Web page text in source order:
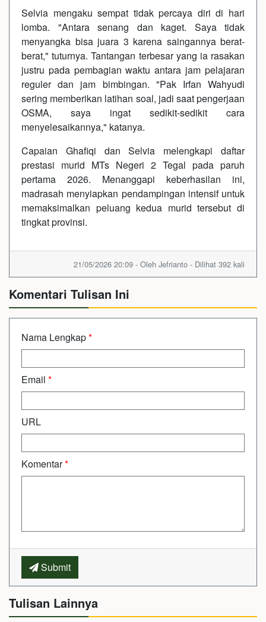
Selvia mengaku sempat tidak percaya diri di hari
lomba. "Antara senang dan kaget. Saya tidak
menyangka bisa juara 3 karena saingannya berat-
berat," tuturnya. Tantangan terbesar yang ia rasakan
justru pada pembagian waktu antara jam pelajaran
reguler dan jam bimbingan. "Pak Irfan Wahyudi
sering memberikan latihan soal, jadi saat pengerjaan
OSMA, saya ingat sedikit-sedikit cara
menyelesaikannya," katanya.
Capaian Ghafiqi dan Selvia melengkapi daftar
prestasi murid MTs Negeri 2 Tegal pada paruh
pertama 2026. Menanggapi keberhasilan ini,
madrasah menyiapkan pendampingan intensif untuk
memaksimalkan peluang kedua murid tersebut di
tingkat provinsi.
21/05/2026 20:09 - Oleh Jefrianto - Dilihat 392 kali
Komentari Tulisan Ini
Nama Lengkap*
Email *
URL
Komentar*
Submit
Tulisan Lainnya